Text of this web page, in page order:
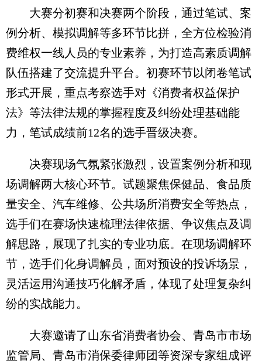
大赛分初赛和决赛两个阶段，通过笔试、案
例分析、模拟调解等多环节比拼，全方位检验消
费维权一线人员的专业素养，为打造高素质调解
队伍搭建了交流提升平台。初赛环节以闭卷笔试
形式开展，重点考察选手对《消费者权益保护
法》等法律法规的掌握程度及纠纷处理基础能
力，笔试成绩前12名的选手晋级决赛。
决赛现场气氛紧张激烈，设置案例分析和现
场调解两大核心环节。试题聚焦保健品、食品质
量安全、汽车维修、公共场所消费安全等热点，
选手们在赛场快速梳理法律依据、争议焦点及调
解思路，展现了扎实的专业功底。在现场调解环
节，选手们化身调解员，面对预设的投诉场景，
灵活运用沟通技巧化解矛盾，体现了处理复杂纠
纷的实战能力。
大赛邀请了山东省消费者协会、青岛市市场
监管局、青岛市消保委律师团等资深专家组成评